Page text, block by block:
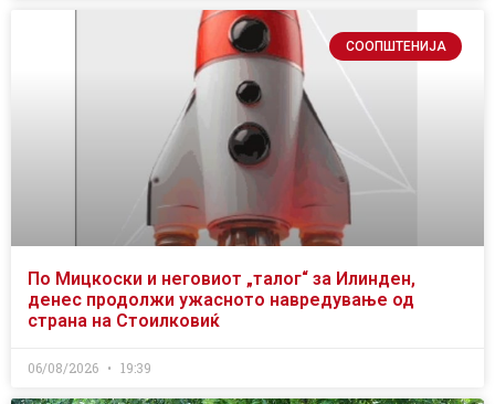
СООПШТЕНИЈА
По Мицкоски и неговиот „талог“ за Илинден,
денес продолжи ужасното навредување од
страна на Стоилковиќ
06/08/2026 19:39